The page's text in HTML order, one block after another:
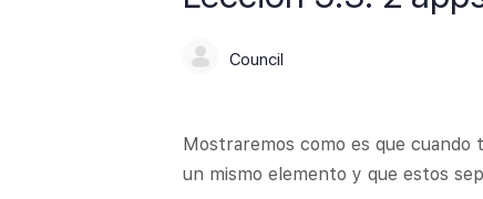
Council
Mostraremos como es que cuando
un mismo elemento y que estos